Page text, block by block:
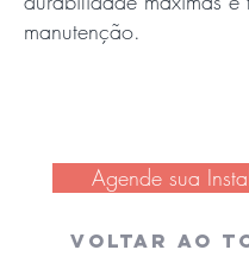
manutenção.
Agende sua
Voltar ao